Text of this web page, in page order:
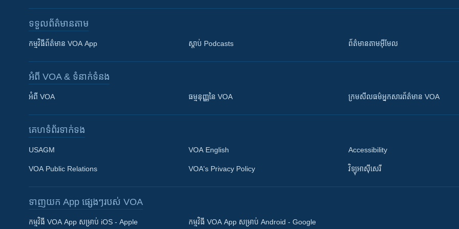
Khmer English
ទទួល​ព័ត៌មាន​តាម
កម្មវិធី​ព័ត៌មាន VOA App ស្តាប់ Podcasts ព័ត៌មាន​តាម​អ៊ីមែល
អំពី​ VOA & ទំនាក់ទំនង
អំពី​ VOA ធម្មនុញ្ញ​នៃ VOA ក្រម​​​សីលធម៌​​​អ្នក​​​សារព័ត៌មាន VOA
គេហទំព័រ​​ទាក់ទង
USAGM
VOA Public Relations
VOA English
VOA's Privacy Policy
Accessibility
វិទ្យុ​អាស៊ី​សេរី
ទាញយក​ App ផ្សេងៗ​របស់​ VOA
កម្មវិធី​ VOA App សម្រាប់ iOS - Apple កម្មវិធី​ VOA App សម្រាប់ Android - Google